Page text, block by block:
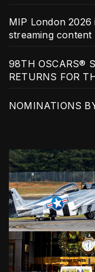
MIP London
streaming content
98TH OSCARS®
RETURNS FOR
NOMINATIONS